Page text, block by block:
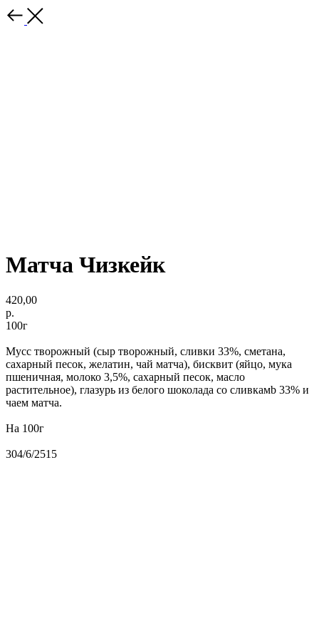
Матча Чизкейк
420,00
р.
100г
Мусс творожный (сыр творожный, сливки 33%, сметана,
сахарный песок, желатин, чай матча), бисквит (яйцо, мука
пшеничная, молоко 3,5%, сахарный песок, масло
растительное), глазурь из белого шоколада со сливкамb 33% и
чаем матча.
На 100г
304/6/2515